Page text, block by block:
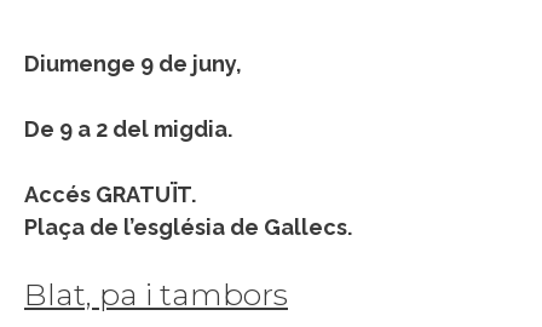
Diumenge 9 de juny,
De 9 a 2 del migdia.
Accés GRATUÏT.
Plaça de l’església de Gallecs.
Blat, pa i tambors